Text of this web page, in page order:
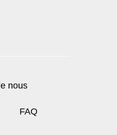
nous
FAQ